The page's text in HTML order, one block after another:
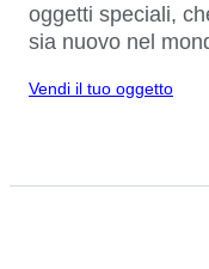
oggetti speciali,
sia nuovo nel
Vendi il tuo oggetto